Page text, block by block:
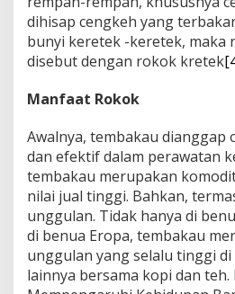
dihisap cengkeh yang
bunyi keretek -keretek, maka
disebut dengan rokok kretek
Manfaat Rokok
Awalnya, tembakau dianggap
dan efektif dalam perawatan
tembakau merupakan
nilai jual tinggi. Bahkan,
unggulan. Tidak hanya di
di benua Eropa, tembakau
unggulan yang selalu tinggi
lainnya bersama kopi dan